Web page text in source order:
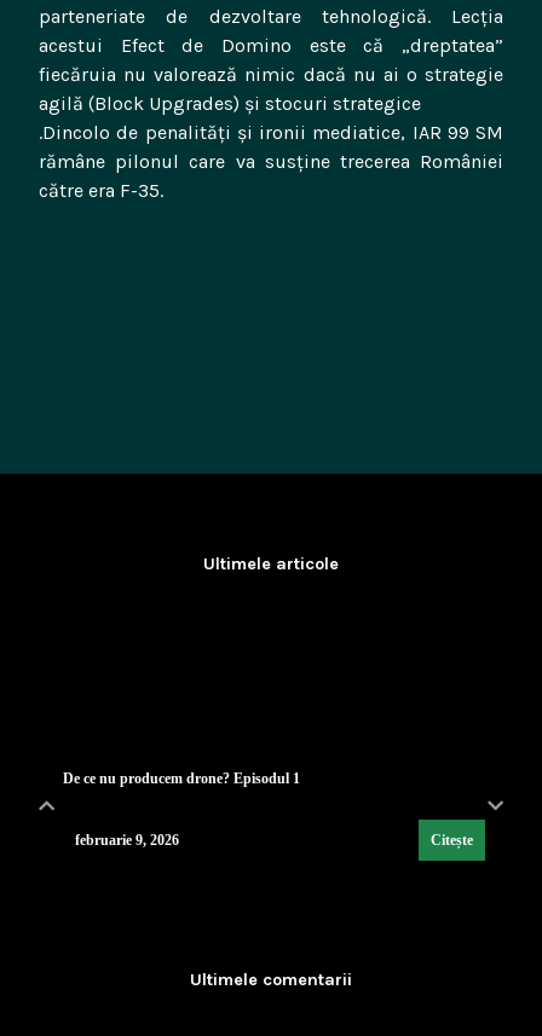
parteneriate de dezvoltare tehnologică. Lecția
acestui Efect de Domino este că „dreptatea”
fiecăruia nu valorează nimic dacă nu ai o strategie
agilă (Block Upgrades) și stocuri strategice
.Dincolo de penalități și ironii mediatice, IAR 99 SM
rămâne pilonul care va susține trecerea României
către era F-35.
Ultimele articole
Lecția de strategie poloneză
Industria de Apărare: De la Silozuri Rigide la Ec
Ultimele comentarii